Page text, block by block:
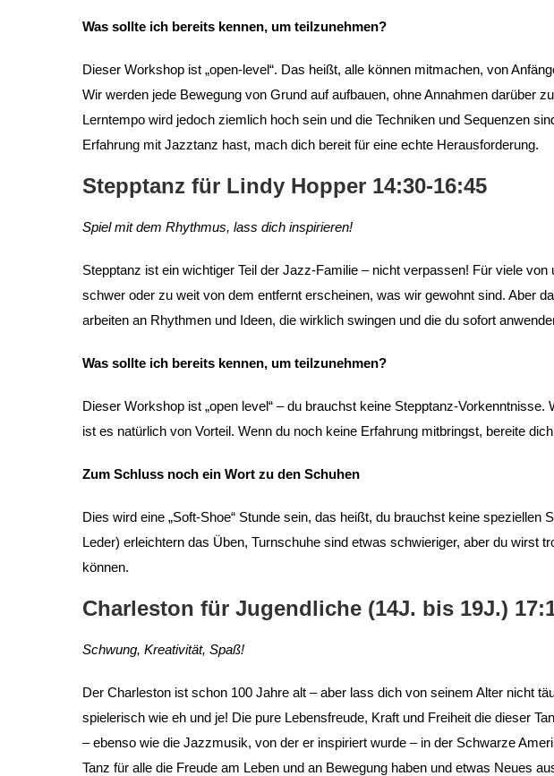
Was sollte ich bereits kennen, um teilzunehmen?
Dieser Workshop ist „open-level“. Das heißt, alle können mitmachen, von
Wir werden jede Bewegung von Grund auf aufbauen, ohne Annahmen darüber
Lerntempo wird jedoch ziemlich hoch sein und die Techniken und Sequenzen
Erfahrung mit Jazztanz hast, mach dich bereit für eine echte Herausforderung.
Stepptanz für Lindy Hopper 14:30-16:45
Spiel mit dem Rhythmus, lass dich inspirieren!
Stepptanz ist ein wichtiger Teil der Jazz-Familie – nicht verpassen! Für viele
schwer oder zu weit von dem entfernt erscheinen, was wir gewohnt sind. Aber
arbeiten an Rhythmen und Ideen, die wirklich swingen und die du sofort
Was sollte ich bereits kennen, um teilzunehmen?
Dieser Workshop ist „open level“ – du brauchst keine Stepptanz-
ist es natürlich von Vorteil. Wenn du noch keine Erfahrung mitbringst, bereite
Zum Schluss noch ein Wort zu den Schuhen
Dies wird eine „Soft-Shoe“ Stunde sein, das heißt, du brauchst keine speziellen
Leder) erleichtern das Üben, Turnschuhe sind etwas schwieriger, aber du wirst
können.
Charleston für Jugendliche (14J. bis 19J.)
Schwung, Kreativität, Spaß!
Der Charleston ist schon 100 Jahre alt – aber lass dich von seinem Alter nicht
spielerisch wie eh und je! Die pure Lebensfreude, Kraft und Freiheit die dieser
– ebenso wie die Jazzmusik, von der er inspiriert wurde – in der Schwarze
Tanz für alle die Freude am Leben und an Bewegung haben und etwas Neues